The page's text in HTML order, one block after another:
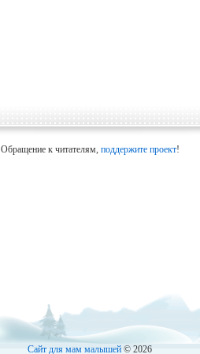
Обращение к читателям, поддержите проект!
Сайт для мам малышей© 2026